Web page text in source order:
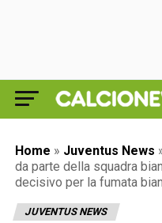
Home » Juventus News
da parte della squadra
decisivo per la fumata
JUVENTUS NEWS